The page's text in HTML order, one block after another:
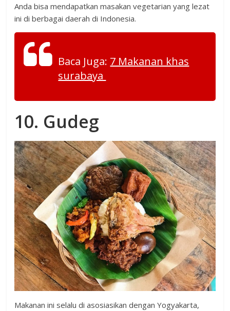
Anda bisa mendapatkan masakan vegetarian yang lezat
ini di berbagai daerah di Indonesia.
Baca Juga: 7 Makanan khas
surabaya
10. Gudeg
Makanan ini selalu di asosiasikan dengan Yogyakarta,